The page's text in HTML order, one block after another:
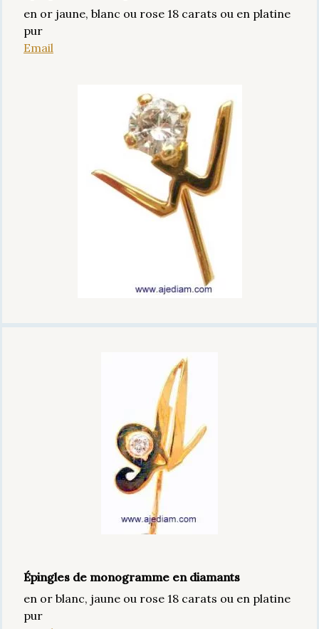
en or jaune, blanc ou rose 18 carats ou en platine
pur
Email
Épingles de monogramme en diamants
en or blanc, jaune ou rose 18 carats ou en platine
pur